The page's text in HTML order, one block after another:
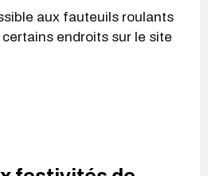
aux fauteuils roulants
endroits sur le site